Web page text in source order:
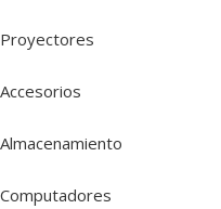
Proyectores
Accesorios
Almacenamiento
Computadores